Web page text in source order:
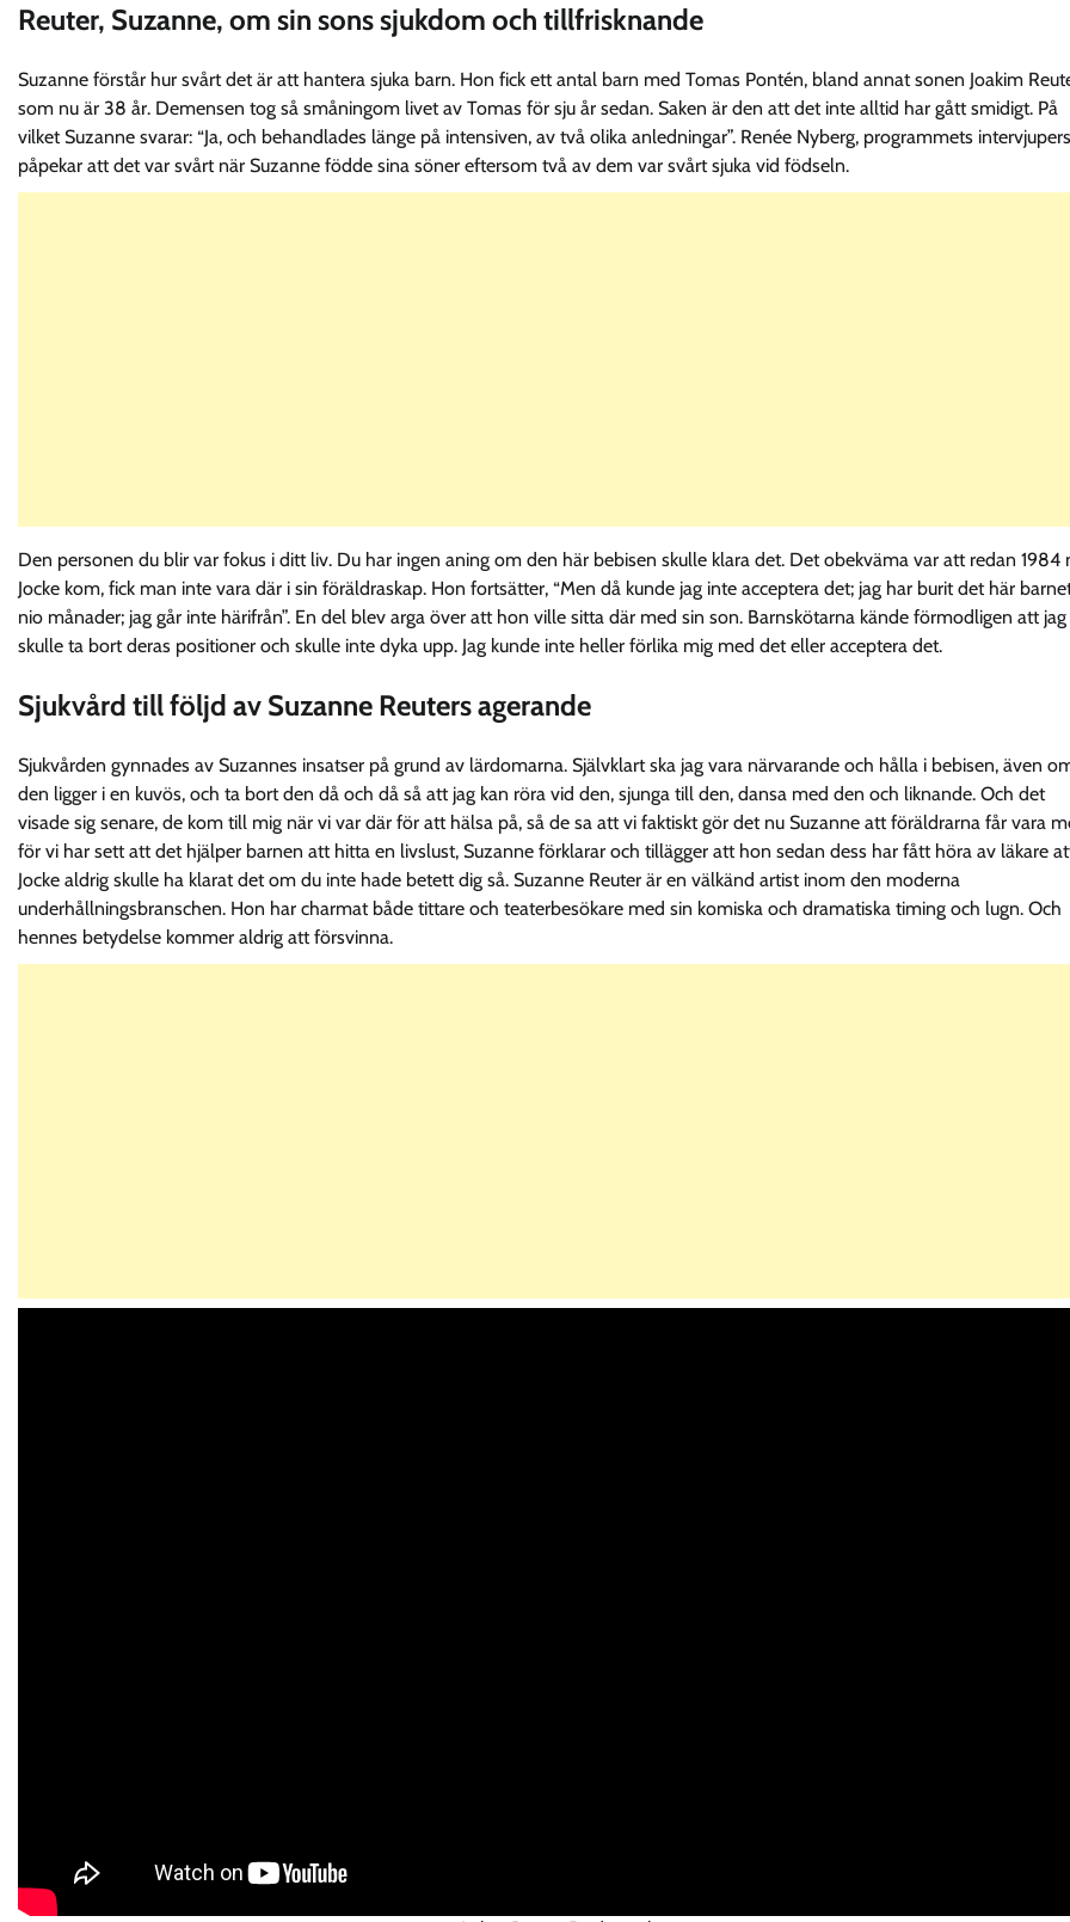
Reuter, Suzanne, om sin sons sjukdom och tillfrisknande
Suzanne förstår hur svårt det är att hantera sjuka barn. Hon fick ett antal barn med Tomas Pontén, bland annat sonen Joakim
som nu är 38 år. Demensen tog så småningom livet av Tomas för sju år sedan. Saken är den att det inte alltid har gått smidigt. På
vilket Suzanne svarar: “Ja, och behandlades länge på intensiven, av två olika anledningar”. Renée Nyberg, programmets
påpekar att det var svårt när Suzanne födde sina söner eftersom två av dem var svårt sjuka vid födseln.
Den personen du blir var fokus i ditt liv. Du har ingen aning om den här bebisen skulle klara det. Det obekväma var att redan 1984
Jocke kom, fick man inte vara där i sin föräldraskap. Hon fortsätter, “Men då kunde jag inte acceptera det; jag har burit det här
nio månader; jag går inte härifrån”. En del blev arga över att hon ville sitta där med sin son. Barnskötarna kände förmodligen att jag
skulle ta bort deras positioner och skulle inte dyka upp. Jag kunde inte heller förlika mig med det eller acceptera det.
Sjukvård till följd av Suzanne Reuters agerande
Sjukvården gynnades av Suzannes insatser på grund av lärdomarna. Självklart ska jag vara närvarande och hålla i bebisen, även
den ligger i en kuvös, och ta bort den då och då så att jag kan röra vid den, sjunga till den, dansa med den och liknande. Och det
visade sig senare, de kom till mig när vi var där för att hälsa på, så de sa att vi faktiskt gör det nu Suzanne att föräldrarna får vara
för vi har sett att det hjälper barnen att hitta en livslust, Suzanne förklarar och tillägger att hon sedan dess har fått höra av läkare
Jocke aldrig skulle ha klarat det om du inte hade betett dig så. Suzanne Reuter är en välkänd artist inom den moderna
underhållningsbranschen. Hon har charmat både tittare och teaterbesökare med sin komiska och dramatiska timing och lugn. Och
hennes betydelse kommer aldrig att försvinna.